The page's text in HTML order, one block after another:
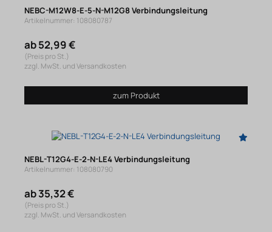
NEBC-M12W8-E-5-N-M12G8 Verbindungsleitung
Artikelnummer: 108080787
ab 52,99 €
(Preis pro St.)
zzgl. MwSt. und Versandkosten
zum Produkt
NEBL-T12G4-E-2-N-LE4 Verbindungsleitung
Artikelnummer: 108080790
ab 35,32 €
(Preis pro St.)
zzgl. MwSt. und Versandkosten